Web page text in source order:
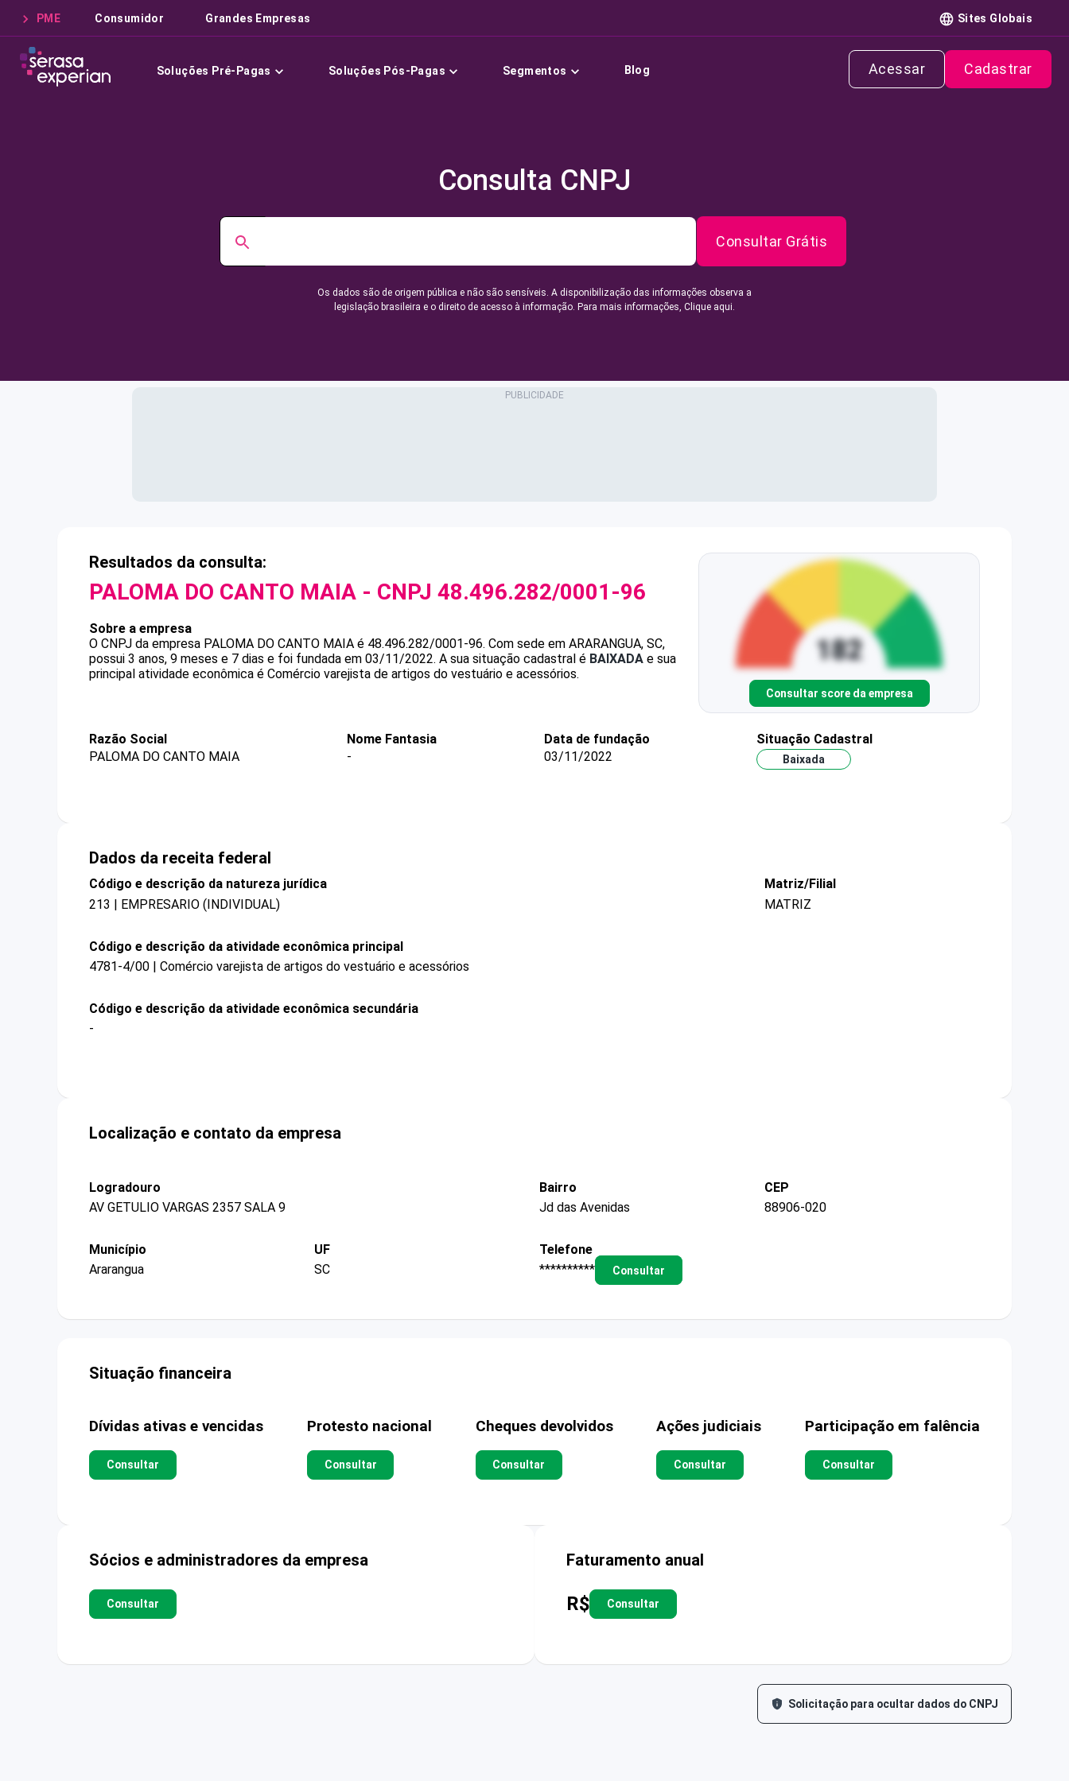
PME Consumidor Grandes Empresas Sites Globais
Soluções Pré-Pagas Soluções Pós-Pagas Segmentos Blog Acessar Cadastrar
Consulta CNPJ
Consultar Grátis
Os dados são de origem pública e não são sensíveis. A disponibilização das informações observa a
legislação brasileira e o direito de acesso à informação. Para mais informações, Clique aqui.
Resultados da consulta:
PALOMA DO CANTO MAIA - CNPJ 48.496.282/0001-96
Sobre a empresa
O CNPJ da empresa PALOMA DO CANTO MAIA é 48.496.282/0001-96. Com sede em ARARANGUA, SC,
possui 3 anos, 9 meses e 7 dias e foi fundada em 03/11/2022. A sua situação cadastral é BAIXADA e sua
principal atividade econômica é Comércio varejista de artigos do vestuário e acessórios.
Consultar score da empresa
Razão Social
PALOMA DO CANTO MAIA
Nome Fantasia
-
Data de fundação
03/11/2022
Situação Cadastral
Baixada
Dados da receita federal
Código e descrição da natureza jurídica
213 | EMPRESARIO (INDIVIDUAL)
Matriz/Filial
MATRIZ
Código e descrição da atividade econômica principal
4781-4/00 | Comércio varejista de artigos do vestuário e acessórios
Código e descrição da atividade econômica secundária
-
Localização e contato da empresa
Logradouro
AV GETULIO VARGAS 2357 SALA 9
Bairro
Jd das Avenidas
CEP
88906-020
Município
Ararangua
UF
SC
Telefone
**********
Consultar
Situação financeira
Dívidas ativas e vencidas
Consultar
Protesto nacional
Consultar
Cheques devolvidos
Consultar
Ações judiciais
Consultar
Participação em falência
Consultar
Sócios e administradores da empresa
Consultar
Faturamento anual
R$ Consultar
Solicitação para ocultar dados do CNPJ